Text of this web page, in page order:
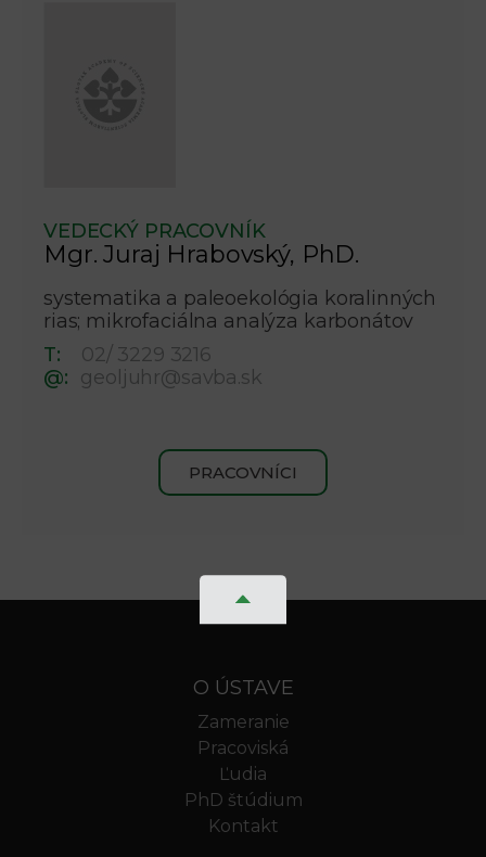
VEDECKÝ PRACOVNÍK
Mgr. Juraj Hrabovský, PhD.
systematika a paleoekológia koralinných
rias; mikrofaciálna analýza karbonátov
T:
02/ 3229 3216
@: geoljuhr@savba.sk
PRACOVNÍCI
O ÚSTAVE
Zameranie
Pracoviská
Ľudia
PhD štúdium
Kontakt